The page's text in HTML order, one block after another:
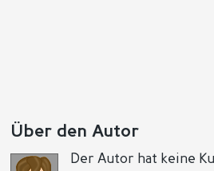
Über den Autor
Der Autor hat keine